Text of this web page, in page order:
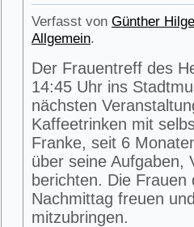
Verfasst von Günther
Allgemein.
Der Frauentreff des
14:45 Uhr ins
nächsten
Kaffeetrinken mit
Franke, seit 6
über seine Aufgaben,
berichten. Die
Nachmittag freuen
mitzubringen.